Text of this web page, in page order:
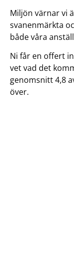
Miljön värnar vi
svanenmärkta
både våra
Ni får en offert
vet vad det
genomsnitt 4,8
över.